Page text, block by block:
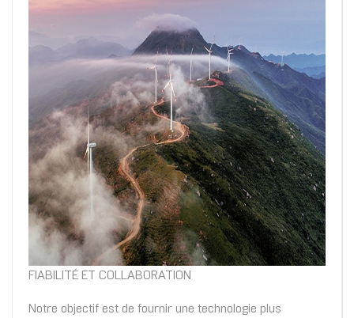
FIABILITÉ ET COLLABORATION
Notre objectif est de fournir une technologie plus